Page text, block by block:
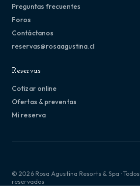
Preguntas frecuentes
Foros
Contáctanos
reservas@rosaagustina.cl
Reservas
Cotizar online
Ofertas & preventas
Mi reserva
© 2026 Rosa Agustina Resorts & Spa ·
reservados